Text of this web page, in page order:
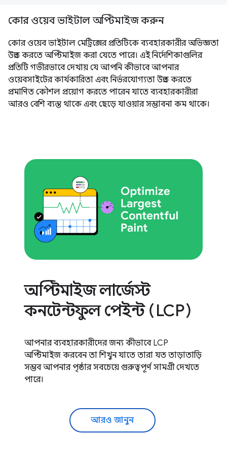
কোর ওয়েব ভাইটাল অপ্টিমাইজ করুন
কোর ওয়েব ভাইটাল মেট্রিক্সের প্রতিটিকে ব্যবহারকারীর অভিজ্ঞতা
উন্নত করতে অপ্টিমাইজ করা যেতে পারে। এই নির্দেশিকাগুলির
প্রতিটি গভীরভাবে দেখায় যে আপনি কীভাবে আপনার
ওয়েবসাইটের কার্যকারিতা এবং নির্ভরযোগ্যতা উন্নত করতে
প্রমাণিত কৌশল প্রয়োগ করতে পারেন যাতে ব্যবহারকারীরা
আরও বেশি ব্যস্ত থাকে এবং ছেড়ে যাওয়ার সম্ভাবনা কম থাকে।
অপ্টিমাইজ লার্জেস্ট
কনটেন্টফুল পেইন্ট (LCP)
আপনার ব্যবহারকারীদের জন্য কীভাবে LCP
অপ্টিমাইজ করবেন তা শিখুন যাতে তারা যত তাড়াতাড়ি
সম্ভব আপনার পৃষ্ঠার সবচেয়ে গুরুত্বপূর্ণ সামগ্রী দেখতে
পারে।
আরও জানুন